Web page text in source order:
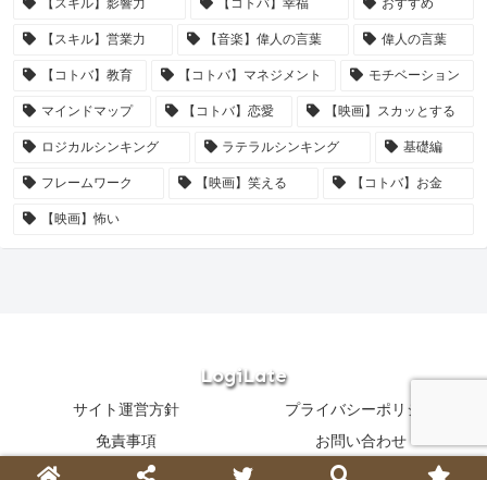
【スキル】営業力 【音楽】偉人の言葉 偉人の言葉
【コトバ】教育 【コトバ】マネジメント モチベーション
マインドマップ 【コトバ】恋愛 【映画】スカッとする
ロジカルシンキング ラテラルシンキング 基礎編
フレームワーク 【映画】笑える 【コトバ】お金
【映画】怖い
LogiLate
サイト運営方針
プライバシーポリシー
免責事項
お問い合わせ